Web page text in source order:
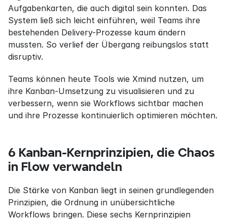
Aufgabenkarten, die auch digital sein konnten. Das
System ließ sich leicht einführen, weil Teams ihre
bestehenden Delivery-Prozesse kaum ändern
mussten. So verlief der Übergang reibungslos statt
disruptiv.
Teams können heute Tools wie Xmind nutzen, um
ihre Kanban-Umsetzung zu visualisieren und zu
verbessern, wenn sie Workflows sichtbar machen
und ihre Prozesse kontinuierlich optimieren möchten.
6 Kanban-Kernprinzipien, die Chaos
in Flow verwandeln
Die Stärke von Kanban liegt in seinen grundlegenden
Prinzipien, die Ordnung in unübersichtliche
Workflows bringen. Diese sechs Kernprinzipien